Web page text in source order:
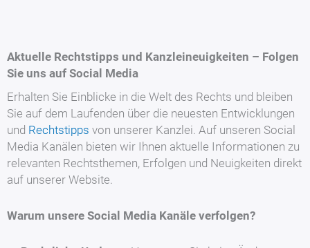
Aktuelle Rechtstipps und Kanzleineuigkeiten – Folgen
Sie uns auf Social Media
Erhalten Sie Einblicke in die Welt des Rechts und bleiben
Sie auf dem Laufenden über die neuesten Entwicklungen
und Rechtstipps von unserer Kanzlei. Auf unseren Social
Media Kanälen bieten wir Ihnen aktuelle Informationen zu
relevanten Rechtsthemen, Erfolgen und Neuigkeiten direkt
auf unserer Website.
Warum unsere Social Media Kanäle verfolgen?